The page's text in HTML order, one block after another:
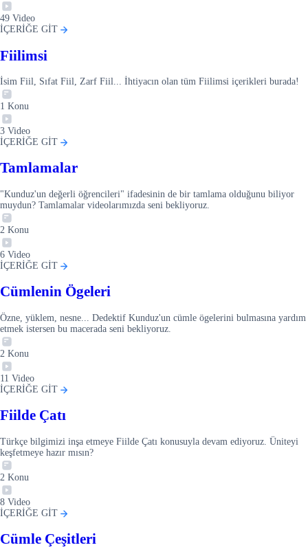
49 Video
İÇERİĞE GİT
Fiilimsi
İsim Fiil, Sıfat Fiil, Zarf Fiil... İhtiyacın olan tüm Fiilimsi içerikleri burada!
1 Konu
3 Video
İÇERİĞE GİT
Tamlamalar
"Kunduz'un değerli öğrencileri" ifadesinin de bir tamlama olduğunu biliyor
muydun? Tamlamalar videolarımızda seni bekliyoruz.
2 Konu
6 Video
İÇERİĞE GİT
Cümlenin Ögeleri
Özne, yüklem, nesne... Dedektif Kunduz'un cümle ögelerini bulmasına yardım
etmek istersen bu macerada seni bekliyoruz.
2 Konu
11 Video
İÇERİĞE GİT
Fiilde Çatı
Türkçe bilgimizi inşa etmeye Fiilde Çatı konusuyla devam ediyoruz. Üniteyi
keşfetmeye hazır mısın?
2 Konu
8 Video
İÇERİĞE GİT
Cümle Çeşitleri